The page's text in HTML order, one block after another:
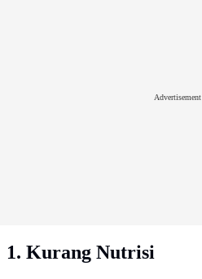
Advertisement
1. Kurang Nutrisi